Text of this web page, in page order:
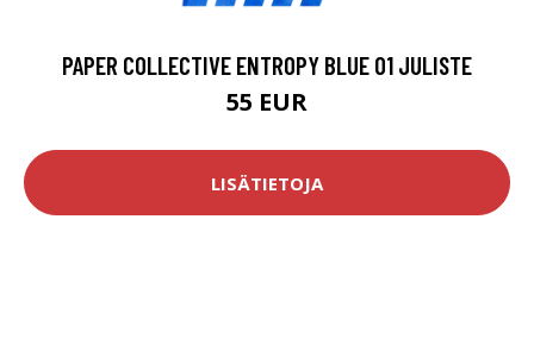
PAPER COLLECTIVE ENTROPY BLUE 01 JULISTE
55 EUR
LISÄTIETOJA